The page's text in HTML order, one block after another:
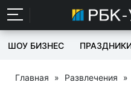
ШОУ БИЗНЕС
Главная » Развлечения »